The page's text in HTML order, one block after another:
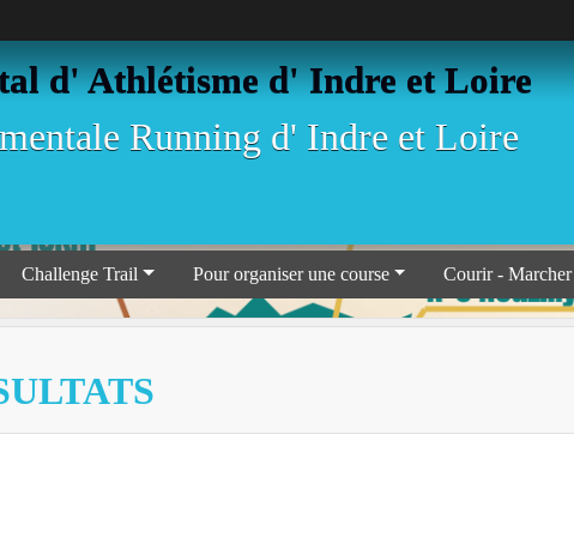
d' Athlétisme d' Indre et Loire
Running d' Indre et Loire
Challenge Trail Pour organiser une course Courir - Marcher